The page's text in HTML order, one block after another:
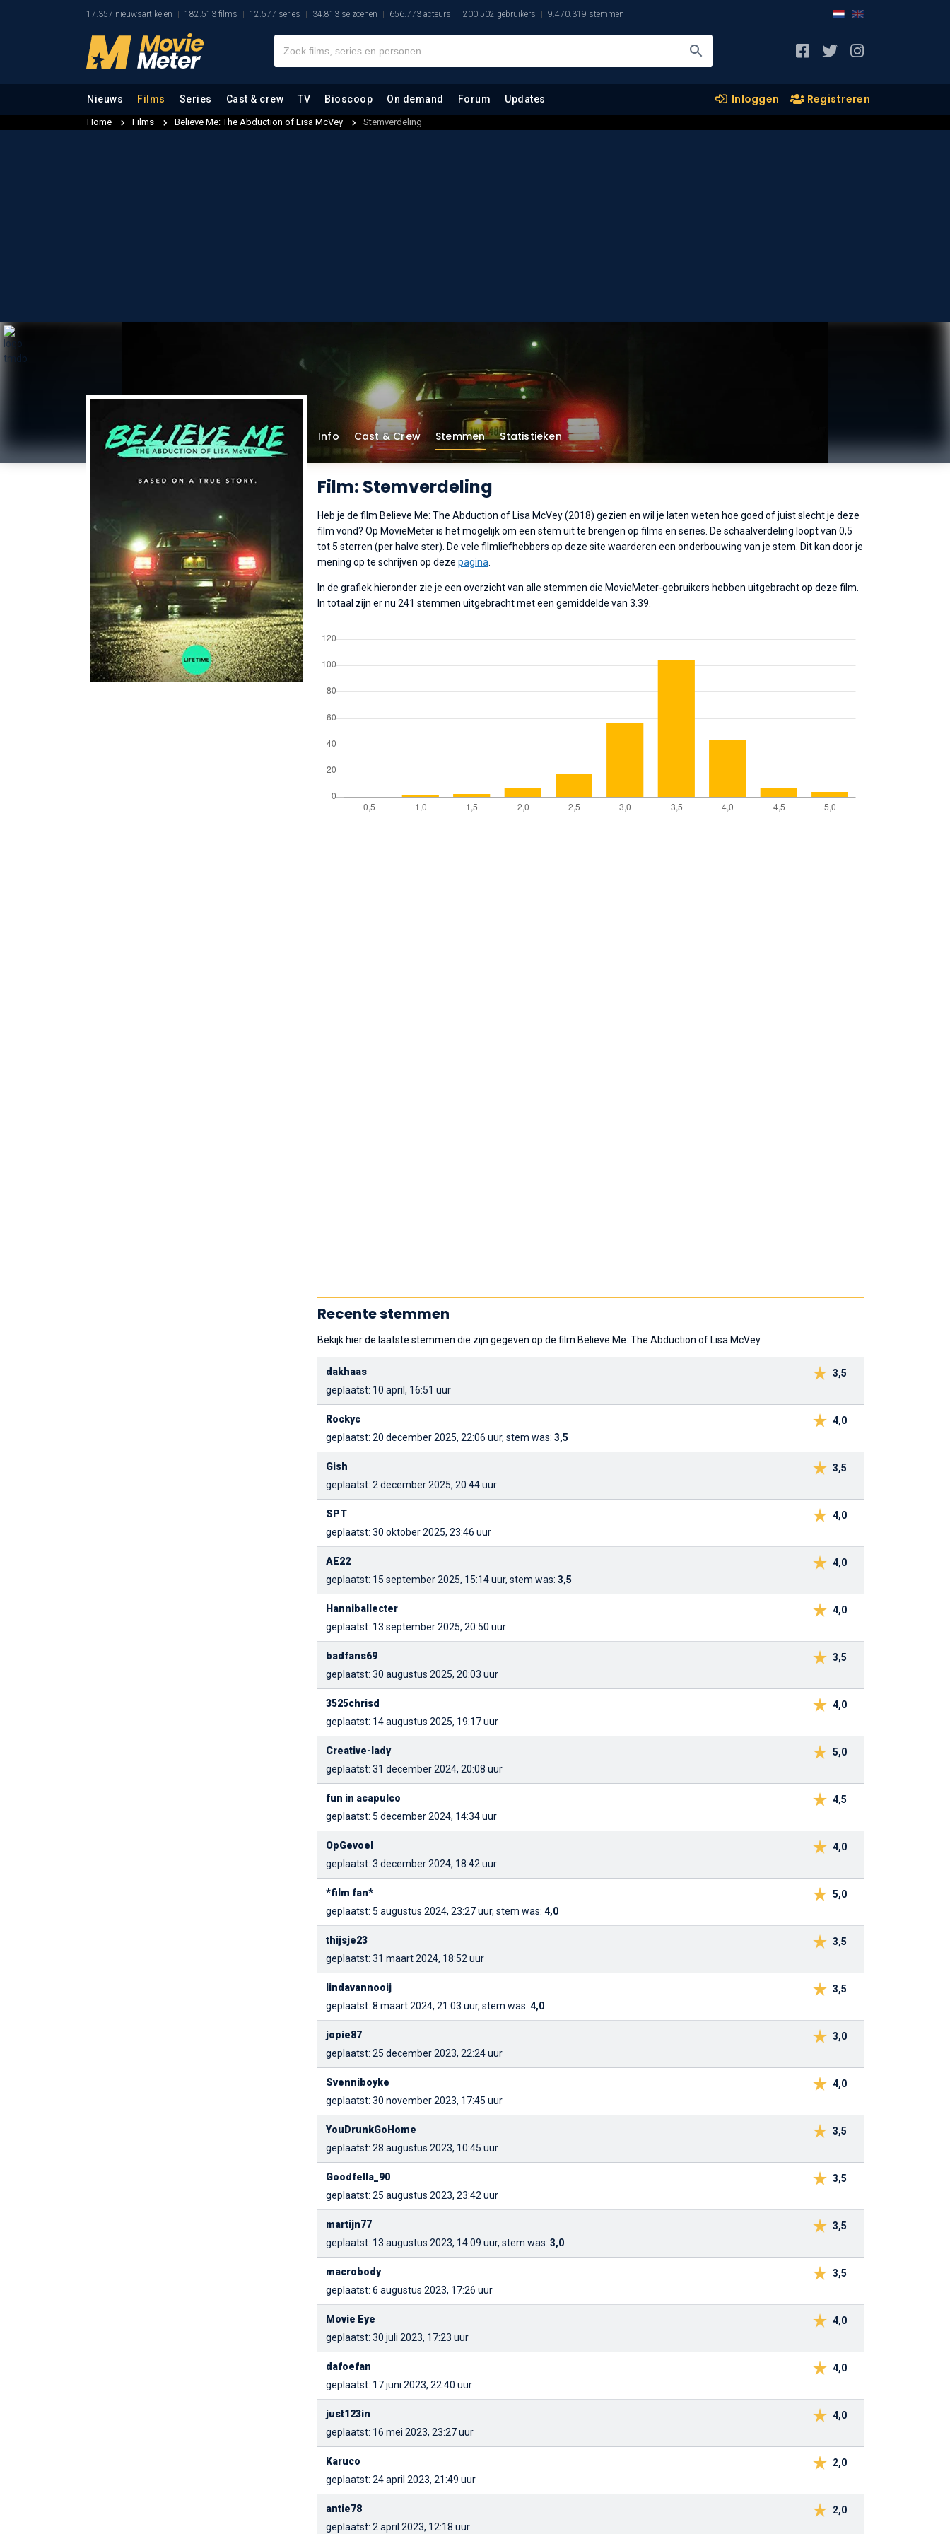
17.357 nieuwsartikelen 182.513 films 12.577 series 34.813 seizoenen 656.773 acteurs 200.502 gebruikers 9.470.319 stemmen
Nieuws Films Series Cast & crew TV Bioscoop On demand Forum Updates Inloggen Registreren
Home Films Believe Me: The Abduction of Lisa McVey Stemverdeling
Info Cast & Crew Stemmen Statistieken
Film: Stemverdeling
Heb je de film Believe Me: The Abduction of Lisa McVey (2018) gezien en wil je laten weten hoe goed of juist slecht je deze
film vond? Op MovieMeter is het mogelijk om een stem uit te brengen op films en series. De schaalverdeling loopt van 0,5
tot 5 sterren (per halve ster). De vele filmliefhebbers op deze site waarderen een onderbouwing van je stem. Dit kan door je
mening op te schrijven op deze pagina
In de grafiek hieronder zie je een overzicht van alle stemmen die MovieMeter-gebruikers hebben uitgebracht op deze film.
In totaal zijn er nu 241 stemmen uitgebracht met een gemiddelde van 3.39.
Recente stemmen
Bekijk hier de laatste stemmen die zijn gegeven op de film Believe Me: The Abduction of Lisa McVey.
3,5
dakhaas
geplaatst: 10 april, 16:51 uur
4,0
Rockyc
geplaatst: 20 december 2025, 22:06 uur, stem was: 3,5
3,5
Gish
geplaatst: 2 december 2025, 20:44 uur
4,0
SPT
geplaatst: 30 oktober 2025, 23:46 uur
4,0
AE22
geplaatst: 15 september 2025, 15:14 uur, stem was: 3,5
4,0
Hanniballecter
geplaatst: 13 september 2025, 20:50 uur
3,5
badfans69
geplaatst: 30 augustus 2025, 20:03 uur
4,0
3525chrisd
geplaatst: 14 augustus 2025, 19:17 uur
5,0
Creative-lady
geplaatst: 31 december 2024, 20:08 uur
4,5
fun in acapulco
geplaatst: 5 december 2024, 14:34 uur
4,0
OpGevoel
geplaatst: 3 december 2024, 18:42 uur
5,0
*film fan*
geplaatst: 5 augustus 2024, 23:27 uur, stem was: 4,0
3,5
thijsje23
geplaatst: 31 maart 2024, 18:52 uur
3,5
lindavannooij
geplaatst: 8 maart 2024, 21:03 uur, stem was: 4,0
3,0
jopie87
geplaatst: 25 december 2023, 22:24 uur
4,0
Svenniboyke
geplaatst: 30 november 2023, 17:45 uur
3,5
YouDrunkGoHome
geplaatst: 28 augustus 2023, 10:45 uur
3,5
Goodfella_90
geplaatst: 25 augustus 2023, 23:42 uur
3,5
martijn77
geplaatst: 13 augustus 2023, 14:09 uur, stem was: 3,0
3,5
macrobody
geplaatst: 6 augustus 2023, 17:26 uur
4,0
Movie Eye
geplaatst: 30 juli 2023, 17:23 uur
4,0
dafoefan
geplaatst: 17 juni 2023, 22:40 uur
4,0
just123in
geplaatst: 16 mei 2023, 23:27 uur
2,0
Karuco
geplaatst: 24 april 2023, 21:49 uur
2,0
antie78
geplaatst: 2 april 2023, 12:18 uur